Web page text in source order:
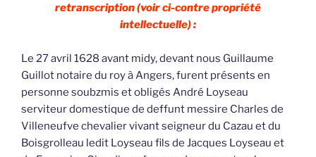
retranscription (voir ci-contre propriété
intellectuelle) :
Le 27 avril 1628 avant midy, devant nous Guillaume
Guillot notaire du roy à Angers, furent présents en
personne soubzmis et obligés André Loyseau
serviteur domestique de deffunt messire Charles de
Villeneufve chevalier vivant seigneur du Cazau et du
Boisgrolleau ledit Loyseau fils de Jacques Loyseau et